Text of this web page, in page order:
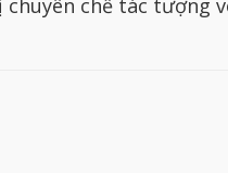
chế tác tượng